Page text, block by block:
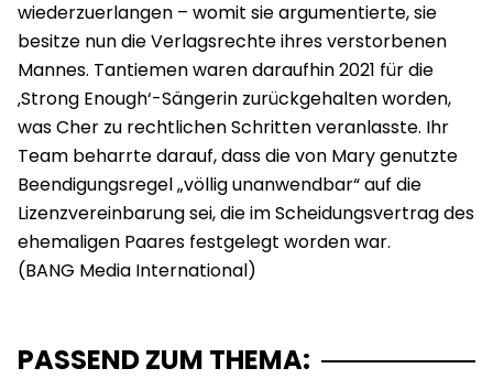
wiederzuerlangen – womit sie argumentierte, sie
besitze nun die Verlagsrechte ihres verstorbenen
Mannes. Tantiemen waren daraufhin 2021 für die
‚Strong Enough‘-Sängerin zurückgehalten worden,
was Cher zu rechtlichen Schritten veranlasste. Ihr
Team beharrte darauf, dass die von Mary genutzte
Beendigungsregel „völlig unanwendbar“ auf die
Lizenzvereinbarung sei, die im Scheidungsvertrag des
ehemaligen Paares festgelegt worden war.
PASSEND ZUM THEMA: